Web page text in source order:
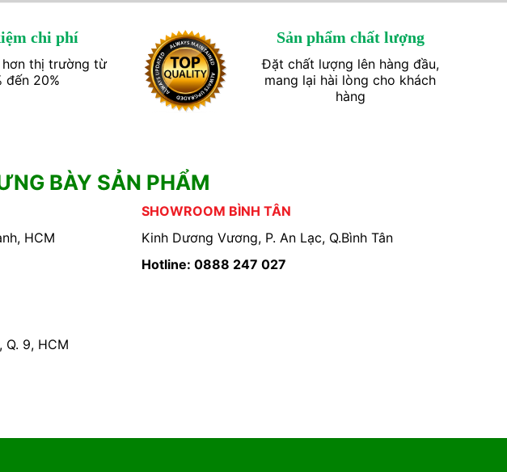
chi phí
hơn thị trường từ
đến 20%
Sản phẩm chất lượng
Đặt chất lượng lên hàng đầu,
mang lại hài lòng cho khách
hàng
BÀY SẢN PHẨM
HCM
SHOWROOM BÌNH TÂN
Kinh Dương Vương, P. An Lạc, Q.Bình Tân
Hotline: 0888 247 027
Q. 9, HCM